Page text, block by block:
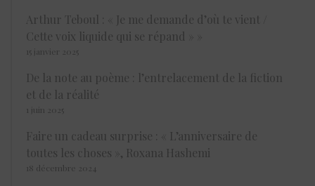
Arthur Teboul : « Je me demande d’où te vient /
Cette voix liquide qui se répand » »
15 janvier 2025
De la note au poème : l’entrelacement de la fiction
et de la réalité
1 juin 2025
Faire un cadeau surprise : « L’anniversaire de
toutes les choses », Roxana Hashemi
18 décembre 2024